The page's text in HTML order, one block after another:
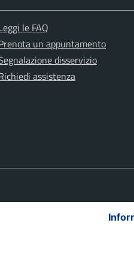
le FAQ
un appuntamento
disservizio
assistenza